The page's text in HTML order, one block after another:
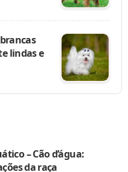
lindas e
– Cão d’água:
da raça